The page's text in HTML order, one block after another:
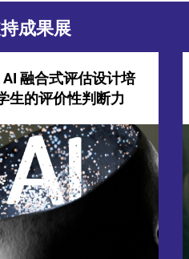
成果展
AI 融合式评估设计培
生的评价性判断力